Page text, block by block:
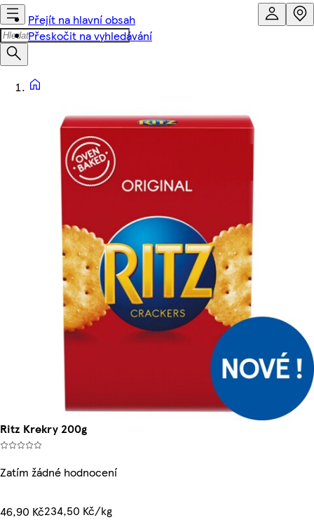
Přejít na hlavní obsah
Přeskočit na vyhledávání
Ritz Krekry 200g
Zatím žádné hodnocení
46,90 Kč234,50 Kč/kg